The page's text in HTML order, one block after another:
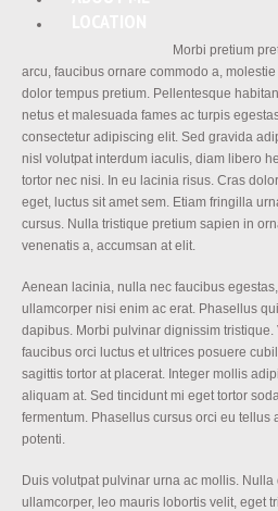
Morbi pretium
arcu, faucibus ornare commodo a,
dolor tempus pretium. Pellentesque
netus et malesuada fames ac turpis
consectetur adipiscing elit. Sed gravida
nisl volutpat interdum iaculis, diam libero
tortor nec nisi. In eu lacinia risus. Cras
eget, luctus sit amet sem. Etiam fringilla
cursus. Nulla tristique pretium sapien in
venenatis a, accumsan at elit.
Aenean lacinia, nulla nec faucibus
ullamcorper nisi enim ac erat. Phasellus
dapibus. Morbi pulvinar dignissim
faucibus orci luctus et ultrices posuere
sagittis tortor at placerat. Integer mollis
aliquam at. Sed tincidunt mi eget tortor
fermentum. Phasellus cursus orci eu tellus
potenti.
Duis volutpat pulvinar urna ac mollis.
ullamcorper, leo mauris lobortis velit, eget